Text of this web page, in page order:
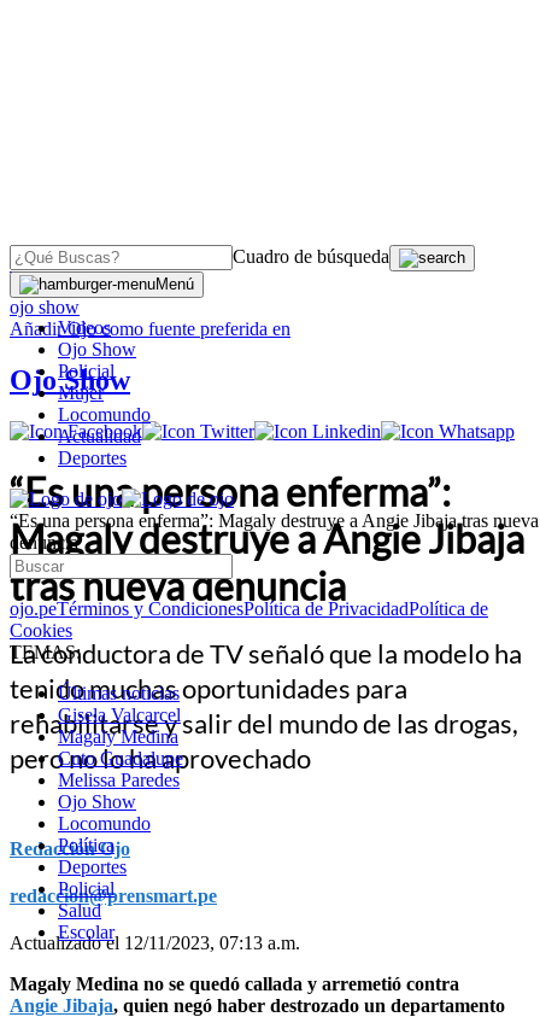
Cuadro de búsqueda
Menú
Videos
Ojo Show
Policial
Mujer
Locomundo
Actualidad
Deportes
“Es una persona enferma”: Magaly destruye a Angie Jibaja tras nueva
denuncia
ojo.peTérminos y CondicionesPolítica de PrivacidadPolítica de
Cookies
TEMAS:
Últimas noticias
Gisela Valcarcel
Magaly Medina
Cuto Guadalupe
Melissa Paredes
Ojo Show
Locomundo
Política
Deportes
Policial
Salud
Escolar
OJO
ojo show
AñadirOjocomo fuente preferida en
Ojo Show
“Es una persona enferma”:
Magaly destruye a Angie Jibaja
tras nueva denuncia
La conductora de TV señaló que la modelo ha
tenido muchas oportunidades para
rehabilitarse y salir del mundo de las drogas,
pero no lo ha aprovechado
Redacción Ojo
redaccion@prensmart.pe
Actualizado el 12/11/2023, 07:13 a.m.
Magaly Medina no se quedó callada y arremetió contra
Angie Jibaja, quien negó haber destrozado un departamento